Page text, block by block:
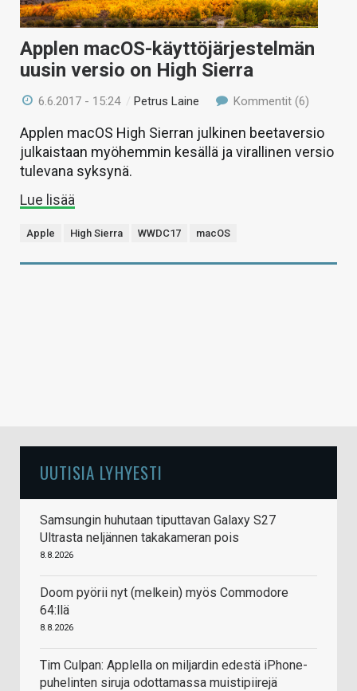
HAKU
Applen macOS-käyttöjärjestelmän
uusin versio on High Sierra
6.6.2017 - 15:24 / Petrus Laine Kommentit (6)
Applen macOS High Sierran julkinen beetaversio
julkaistaan myöhemmin kesällä ja virallinen versio
tulevana syksynä.
Lue lisää
Apple High Sierra WWDC17 macOS
UUTISIA LYHYESTI
Samsungin huhutaan tiputtavan Galaxy S27
Ultrasta neljännen takakameran pois
8.8.2026
Doom pyörii nyt (melkein) myös Commodore
64:llä
8.8.2026
Tim Culpan: Applella on miljardin edestä iPhone-
puhelinten siruja odottamassa muistipiirejä